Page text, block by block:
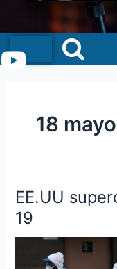
Menu
18
EE.UU
19
EE.UU
superó
muertes
Covid-